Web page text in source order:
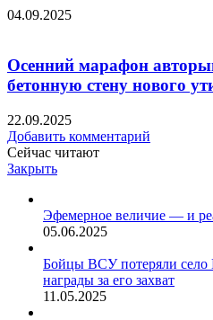
04.09.2025
Осенний марафон
бетонную стену нового
22.09.2025
Добавить комментарий
Сейчас читают
Закрыть
Эфемерное величие — и
05.06.2025
Бойцы ВСУ потеряли село
награды за его захват
11.05.2025